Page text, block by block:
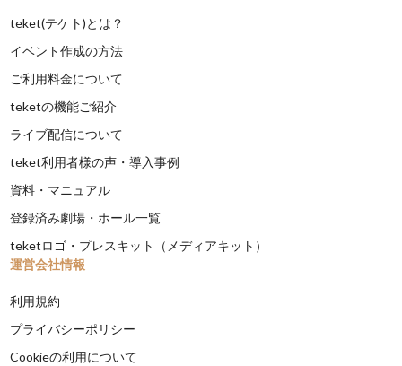
teket(テケト)とは？
イベント作成の方法
ご利用料金について
teketの機能ご紹介
ライブ配信について
teket利用者様の声・導入事例
資料・マニュアル
登録済み劇場・ホール一覧
teketロゴ・プレスキット（メディアキット）
運営会社情報
利用規約
プライバシーポリシー
Cookieの利用について